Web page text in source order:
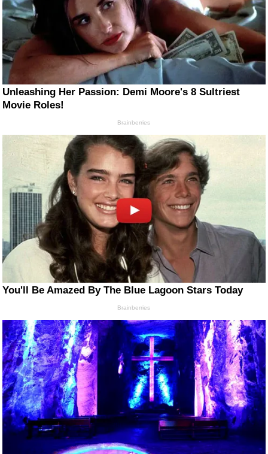
Unleashing Her Passion: Demi Moore's 8 Sultriest
Movie Roles!
Brainberries
You'll Be Amazed By The Blue Lagoon Stars Today
Brainberries